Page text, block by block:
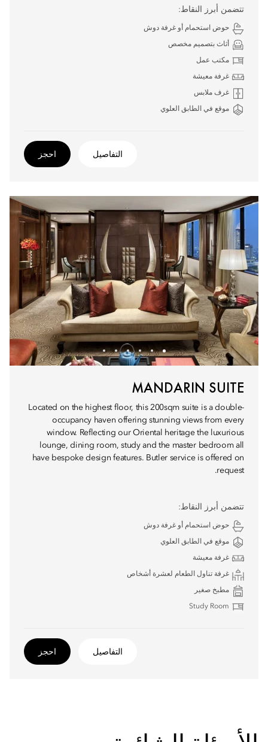
تتضمن أبرز النقاط:
حوض استحمام أو غرفة دوش
أثاث بتصميم مخصص
مكتب عمل
غرفة معيشة
غرف ملابس
موقع في الطابق العلوي
التفاصيل احجز
MANDARIN SUITE
Located on the highest floor, this 200sqm suite is a double-
occupancy haven offering stunning views from every
window. Reflecting our Oriental heritage the luxurious
lounge, dining room, study and the master bedroom all
have bespoke design features. Butler service is offered on
request.
تتضمن أبرز النقاط:
حوض استحمام أو غرفة دوش
موقع في الطابق العلوي
غرفة معيشة
غرفة تناول الطعام لعشرة أشخاص
مطبخ صغير
Study Room
التفاصيل احجز